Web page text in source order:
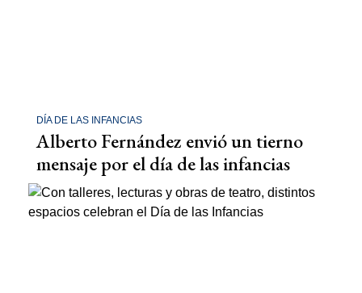
DÍA DE LAS INFANCIAS
Alberto Fernández envió un tierno
mensaje por el día de las infancias